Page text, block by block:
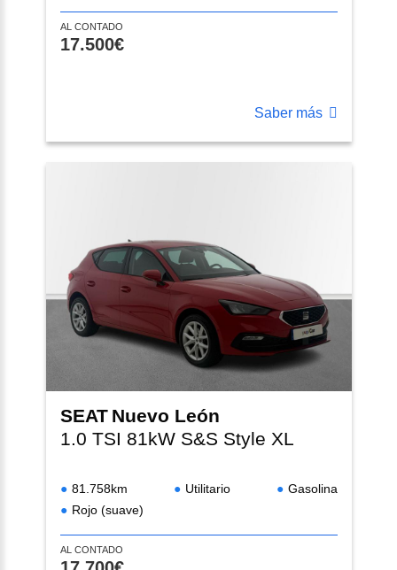
AL CONTADO
17.500€
Saber más
SEAT Nuevo León
1.0 TSI 81kW S&S Style XL
81.758km Utilitario
Gasolina
Rojo (suave)
AL CONTADO